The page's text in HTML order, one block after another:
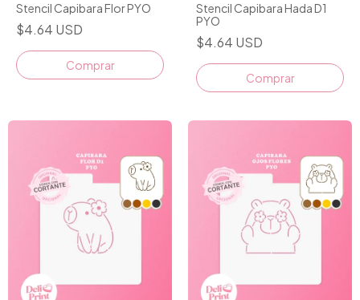
Stencil Capibara Flor PYO
$4.64 USD
Comprar
Stencil Capibara Hada D1
PYO
$4.64 USD
Comprar